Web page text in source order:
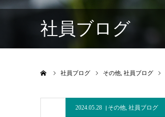
社員ブログ
社員ブログ その他 社員ブログ
2024.05.28 その他, 社員ブログ